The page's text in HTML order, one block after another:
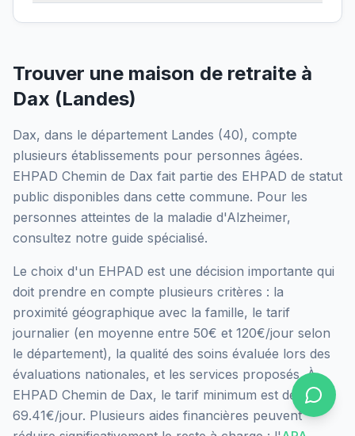
Trouver une maison de retraite à
Dax (Landes)
Dax, dans le département Landes (40), compte
plusieurs établissements pour personnes âgées.
EHPAD Chemin de Dax fait partie des EHPAD de statut
public disponibles dans cette commune. Pour les
personnes atteintes de la maladie d'Alzheimer,
consultez notre guide spécialisé.
Le choix d'un EHPAD est une décision importante qui
doit prendre en compte plusieurs critères : la
proximité géographique avec la famille, le tarif
journalier (en moyenne entre 50€ et 120€/jour selon
le département), la qualité des soins évaluée lors des
évaluations nationales, et les services proposés.À
EHPAD Chemin de Dax, le tarif minimum est de
69.41€/jour. Plusieurs aides financières peuvent